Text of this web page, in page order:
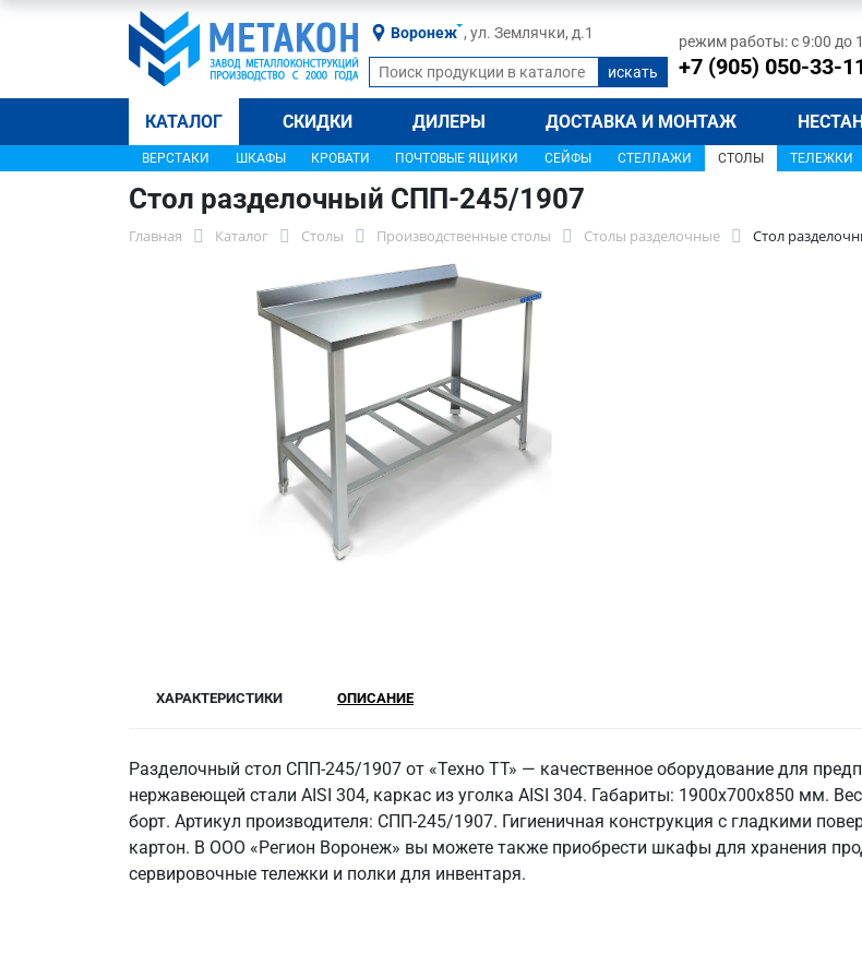
Воронеж , ул. Землячки, д.1 режим работы: с 9:00 до
+7 (905) 050-33-11
КАТАЛОГ СКИДКИ ДИЛЕРЫ ДОСТАВКА И МОНТАЖ
ВЕРСТАКИ ШКАФЫ КРОВАТИ ПОЧТОВЫЕ ЯЩИКИ СЕЙФЫ СТЕЛЛАЖИ СТОЛЫ ТЕЛЕЖКИ
Стол разделочный СПП-245/1907
Главная Каталог Столы Производственные столы Столы разделочные Стол
ХАРАКТЕРИСТИКИ ОПИСАНИЕ
Разделочный стол СПП-245/1907 от «Техно ТТ» — качественное оборудование для
нержавеющей стали AISI 304, каркас из уголка AISI 304. Габариты: 1900x700x850 мм.
борт. Артикул производителя: СПП-245/1907. Гигиеничная конструкция с гладкими
картон. В ООО «Регион Воронеж» вы можете также приобрести шкафы для хранения
сервировочные тележки и полки для инвентаря.